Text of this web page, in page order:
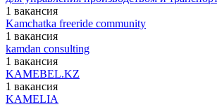
1 вакансия
Kamchatka freeride community
1 вакансия
kamdan consulting
1 вакансия
KAMEBEL.KZ
1 вакансия
KAMELIA